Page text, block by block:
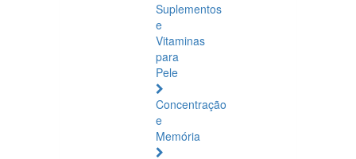
Suplementos
e
Vitaminas
para
Pele
Concentração
e
Memória